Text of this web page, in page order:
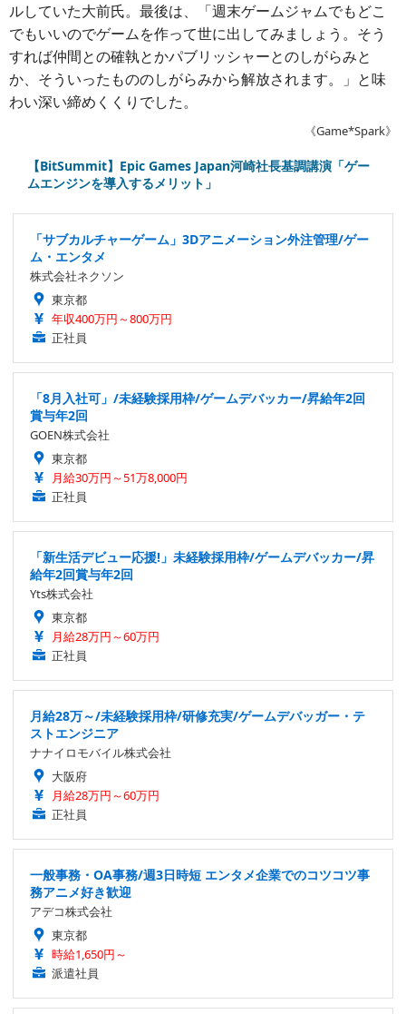
ルしていた大前氏。最後は、「週末ゲームジャムでもどこ
でもいいのでゲームを作って世に出してみましょう。そう
すれば仲間との確執とかパブリッシャーとのしがらみと
か、そういったもののしがらみから解放されます。」と味
わい深い締めくくりでした。
《Game*Spark》
【BitSummit】Epic Games Japan河崎社長基調講演「ゲー
ムエンジンを導入するメリット」
「サブカルチャーゲーム」3Dアニメーション外注管理/ゲー
ム・エンタメ
株式会社ネクソン
東京都
年収400万円～800万円
正社員
「8月入社可」/未経験採用枠/ゲームデバッカー/昇給年2回
賞与年2回
GOEN株式会社
東京都
月給30万円～51万8,000円
正社員
「新生活デビュー応援!」未経験採用枠/ゲームデバッカー/昇
給年2回賞与年2回
Yts株式会社
東京都
月給28万円～60万円
正社員
月給28万～/未経験採用枠/研修充実/ゲームデバッガー・テ
ストエンジニア
ナナイロモバイル株式会社
大阪府
月給28万円～60万円
正社員
一般事務・OA事務/週3日時短 エンタメ企業でのコツコツ事
務アニメ好き歓迎
アデコ株式会社
東京都
時給1,650円～
派遣社員